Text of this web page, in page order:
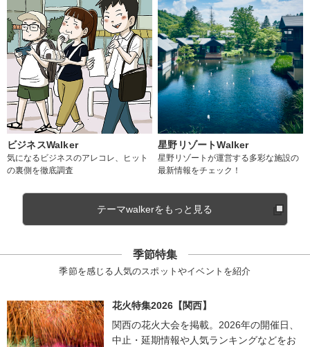
ビジネスWalker
気になるビジネスのアレコレ、ヒット
の裏側を徹底調査
星野リゾートWalker
星野リゾートが運営する多彩な施設の
最新情報をチェック！
テーマwalkerをもっと見る
季節特集
季節を感じる人気のスポットやイベントを紹介
花火特集2026【関西】
関西の花火大会を掲載。2026年の開催日、
中止・延期情報や人気ランキングなどをお